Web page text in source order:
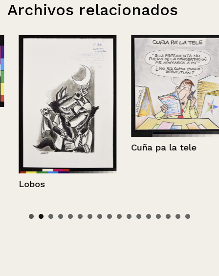
Archivos relacionados
Lobos
Cuña pa la tele